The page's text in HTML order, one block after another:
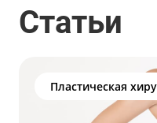
Статьи
Пластическая